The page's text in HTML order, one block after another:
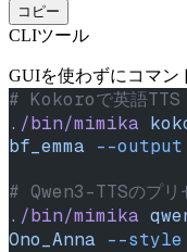
コピー
CLIツール
GUIを使わずにコマン
# Kokoroで英語TTS
./bin/mimika
bf_emma --output
# Qwen3-TTSのプリ
./bin/mimika
Ono_Anna --style